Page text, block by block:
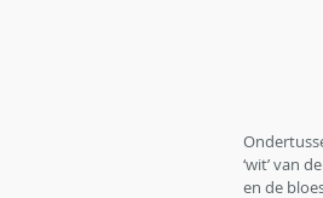
‘wit’ van
en de